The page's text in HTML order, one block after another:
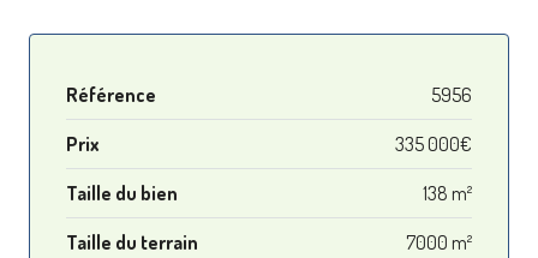
Référence 5956
Prix 335 000€
Taille du bien 138 m²
Taille du terrain 7000 m²